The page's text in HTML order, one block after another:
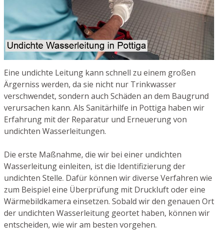
Eine undichte Leitung kann schnell zu einem großen
Ärgerniss werden, da sie nicht nur Trinkwasser
verschwendet, sondern auch Schäden an dem Baugrund
verursachen kann. Als Sanitärhilfe in Pottiga haben wir
Erfahrung mit der Reparatur und Erneuerung von
undichten Wasserleitungen.
Die erste Maßnahme, die wir bei einer undichten
Wasserleitung einleiten, ist die Identifizierung der
undichten Stelle. Dafür können wir diverse Verfahren wie
zum Beispiel eine Überprüfung mit Druckluft oder eine
Wärmebildkamera einsetzen. Sobald wir den genauen Ort
der undichten Wasserleitung geortet haben, können wir
entscheiden, wie wir am besten vorgehen.